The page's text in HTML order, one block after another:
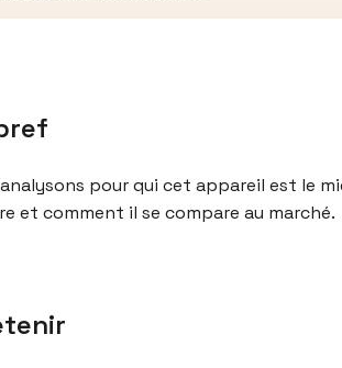
pour qui cet appareil est le
et comment il se compare au marché.